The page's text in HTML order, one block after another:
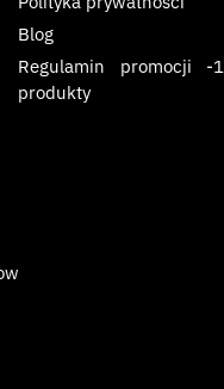
Blog
Regulamin promocji -
produkty